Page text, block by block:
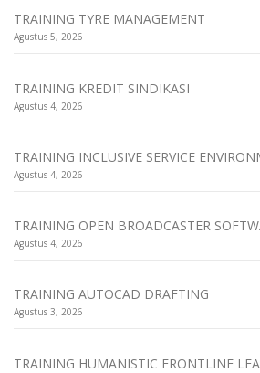
TRAINING TYRE MANAGEMENT
Agustus 5, 2026
TRAINING KREDIT SINDIKASI
Agustus 4, 2026
TRAINING INCLUSIVE SERVICE
Agustus 4, 2026
TRAINING OPEN BROADCASTER
Agustus 4, 2026
TRAINING AUTOCAD DRAFTING
Agustus 3, 2026
TRAINING HUMANISTIC FRONTLINE